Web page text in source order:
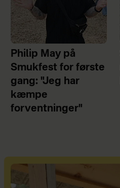
Philip May på
Smukfest for første
gang: "Jeg har
kæmpe
forventninger"